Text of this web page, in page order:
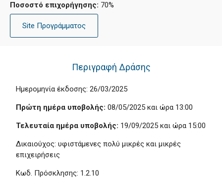
Ποσοστό επιχορήγησης: 70%
Site Προγράμματος
Περιγραφή Δράσης
Ημερομηνία έκδοσης: 26/03/2025
Πρώτη ημέρα υποβολής: 08/05/2025 και ώρα 13:00
Τελευταία ημέρα υποβολής: 19/09/2025 και ώρα 15:00
Δικαιούχος: υφιστάμενες πολύ μικρές και μικρές
επιχειρήσεις
Κωδ. Πρόσκλησης: 1.2.10